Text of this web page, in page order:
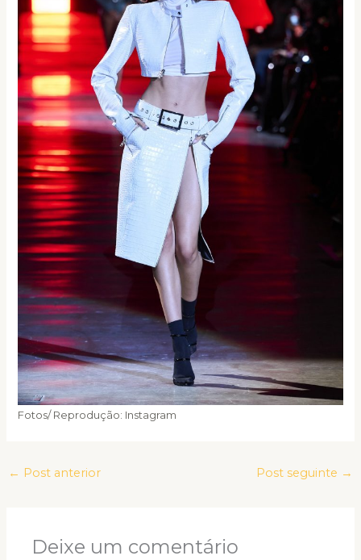
Fotos/ Reprodução: Instagram
← Post anterior Post seguinte →
Deixe um comentário